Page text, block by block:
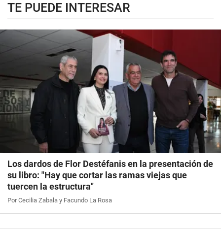
TE PUEDE INTERESAR
Los dardos de Flor Destéfanis en la presentación de
su libro: "Hay que cortar las ramas viejas que
tuercen la estructura"
Por Cecilia Zabala y Facundo La Rosa